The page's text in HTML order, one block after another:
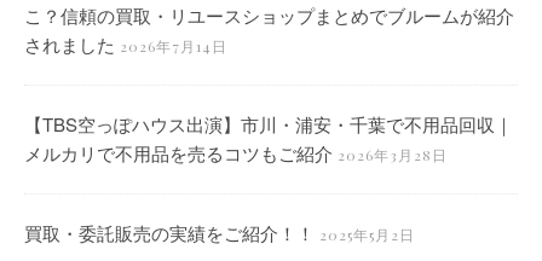
こ？信頼の買取・リユースショップまとめでブルームが紹介
されました 2026年7月14日
【TBS空っぽハウス出演】市川・浦安・千葉で不用品回収｜
メルカリで不用品を売るコツもご紹介 2026年3月28日
買取・委託販売の実績をご紹介！！ 2025年5月2日